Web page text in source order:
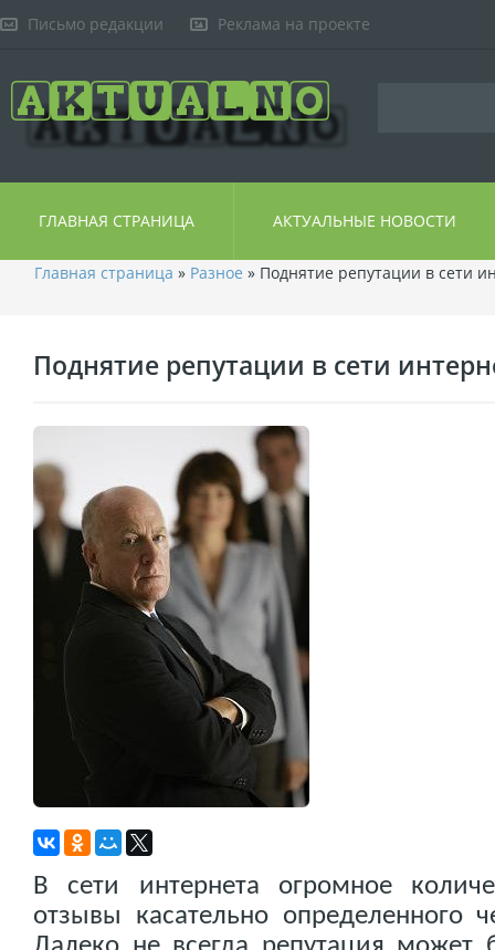
Письмо редакции Реклама на проекте
ГЛАВНАЯ СТРАНИЦА АКТУАЛЬНЫЕ НОВОСТИ
Главная страница » Разное » Поднятие репутации в сети
Поднятие репутации в сети
В сети интернета огромное
отзывы касательно определенного